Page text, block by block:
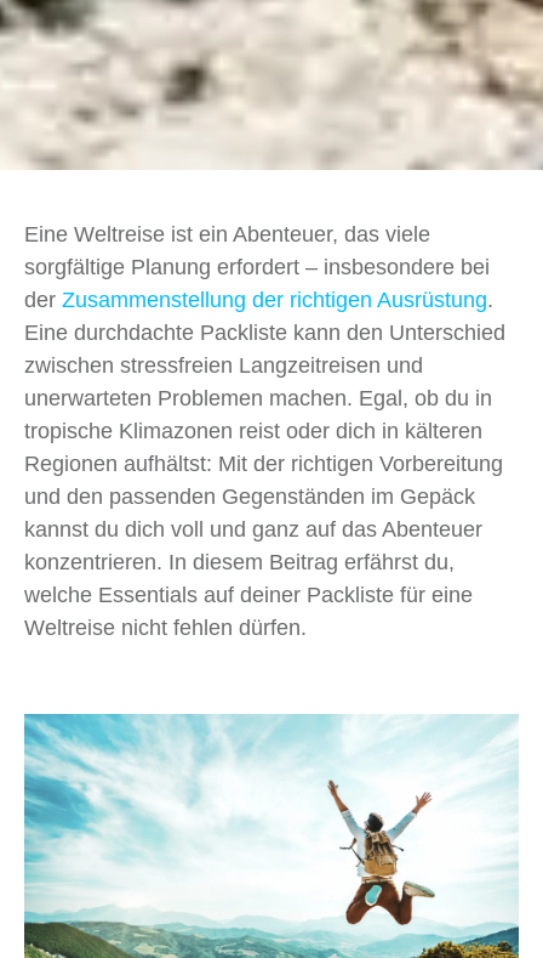
Eine Weltreise ist ein Abenteuer, das viele
sorgfältige Planung erfordert – insbesondere bei
der Zusammenstellung der richtigen Ausrüstung.
Eine durchdachte Packliste kann den Unterschied
zwischen stressfreien Langzeitreisen und
unerwarteten Problemen machen. Egal, ob du in
tropische Klimazonen reist oder dich in kälteren
Regionen aufhältst: Mit der richtigen Vorbereitung
und den passenden Gegenständen im Gepäck
kannst du dich voll und ganz auf das Abenteuer
konzentrieren. In diesem Beitrag erfährst du,
welche Essentials auf deiner Packliste für eine
Weltreise nicht fehlen dürfen.